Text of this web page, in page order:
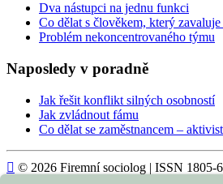
Dva nástupci na jednu funkci
Co dělat s člověkem, který
Problém nekoncentrovaného týmu
Naposledy v poradně
Jak řešit konflikt silných osobností
Jak zvládnout fámu
Co dělat se zaměstnancem –
 © 2026 Firemní sociolog | ISSN 1805-